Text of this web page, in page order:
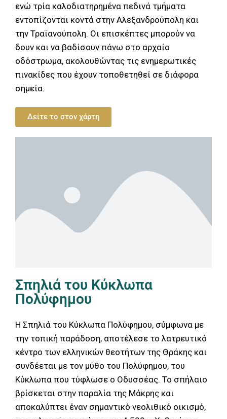
ενώ τρία καλοδιατηρημένα πεδινά τμήματα
εντοπίζονται κοντά στην Αλεξανδρούπολη και
την Τραϊανούπολη. Οι επισκέπτες μπορούν να
δουν και να βαδίσουν πάνω στο αρχαίο
οδόστρωμα, ακολουθώντας τις ενημερωτικές
πινακίδες που έχουν τοποθετηθεί σε διάφορα
σημεία.
Δείτε το στον χάρτη
Σπηλιά του Κύκλωπα
Πολύφημου
Η Σπηλιά του Κύκλωπα Πολύφημου, σύμφωνα με
την τοπική παράδοση, αποτέλεσε το λατρευτικό
κέντρο των ελληνικών θεοτήτων της Θράκης και
συνδέεται με τον μύθο του Πολύφημου, του
Κύκλωπα που τύφλωσε ο Οδυσσέας. Το σπήλαιο
βρίσκεται στην παραλία της Μάκρης και
αποκαλύπτει έναν σημαντικό νεολιθικό οικισμό,